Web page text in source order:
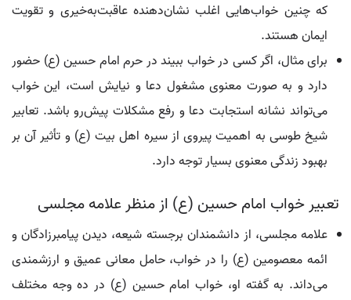
که چنین خواب‌هایی اغلب نشان‌دهنده عاقبت‌به‌خیری و تقویت
ایمان هستند.
برای مثال، اگر کسی در خواب ببیند در حرم امام حسین (ع) حضور
دارد و به صورت معنوی مشغول دعا و نیایش است، این خواب
می‌تواند نشانه استجابت دعا و رفع مشکلات پیش‌رو باشد. تعابیر
شیخ طوسی به اهمیت پیروی از سیره اهل بیت (ع) و تأثیر آن بر
بهبود زندگی معنوی بسیار توجه دارد.
تعبیر خواب امام حسین (ع) از منظر علامه مجلسی
علامه مجلسی، از دانشمندان برجسته شیعه، دیدن پیامبرزادگان و
ائمه معصومین (ع) را در خواب، حامل معانی عمیق و ارزشمندی
می‌داند. به گفته او، خواب امام حسین (ع) در ده وجه مختلف